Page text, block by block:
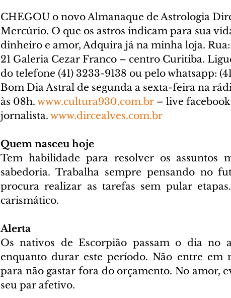
CHEGOU o novo Almanaque de Astrologia
Mercúrio. O que os astros indicam para sua
dinheiro e amor, Adquira já na minha loja.
21 Galeria Cezar Franco – centro Curitiba.
do telefone (41) 3233-9138 ou pelo whatsapp:
Bom Dia Astral de segunda a sexta-feira na
às 08h. www.cultura930.com.br – live
jornalista. www.dircealves.com.br
Quem nasceu hoje
Tem habilidade para resolver os assuntos
sabedoria. Trabalha sempre pensando no
procura realizar as tarefas sem pular
carismático.
Alerta
Os nativos de Escorpião passam o dia no
enquanto durar este período. Não entre em
para não gastar fora do orçamento. No amor,
seu par afetivo.